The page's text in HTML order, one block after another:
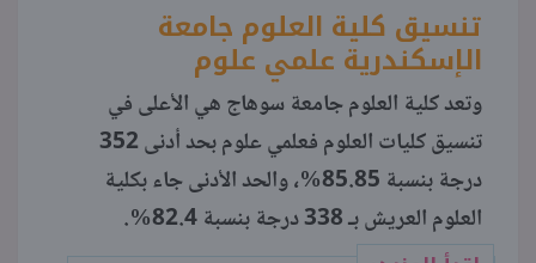
تنسيق كلية العلوم جامعة
الإسكندرية علمي علوم
وتعد كلية العلوم جامعة سوهاج هي الأعلى في
تنسيق كليات العلوم فعلمي علوم بحد أدنى 352
درجة بنسبة 85.85%، والحد الأدنى جاء بكلية
العلوم العريش بـ 338 درجة بنسبة 82.4%.